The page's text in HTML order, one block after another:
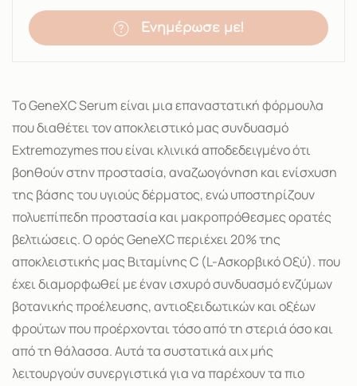
Ενημέρωσε με!
Το GeneXC Serum είναι μια επαναστατική φόρμουλα
που διαθέτει τον αποκλειστικό μας συνδυασμό
Extremozymes που είναι κλινικά αποδεδειγμένο ότι
βοηθούν στην προστασία, αναζωογόνηση και ενίσχυση
της βάσης του υγιούς δέρματος, ενώ υποστηρίζουν
πολυεπίπεδη προστασία και μακροπρόθεσμες ορατές
βελτιώσεις. Ο ορός GeneXC περιέχει 20% της
αποκλειστικής μας Βιταμίνης C (L-Ασκορβικό Οξύ). που
έχει διαμορφωθεί με έναν ισχυρό συνδυασμό ενζύμων
βοτανικής προέλευσης, αντιοξειδωτικών και οξέων
φρούτων που προέρχονται τόσο από τη στεριά όσο και
από τη θάλασσα. Αυτά τα συστατικά αιχ μής
λειτουργούν συνεργιστικά για να παρέχουν τα πιο